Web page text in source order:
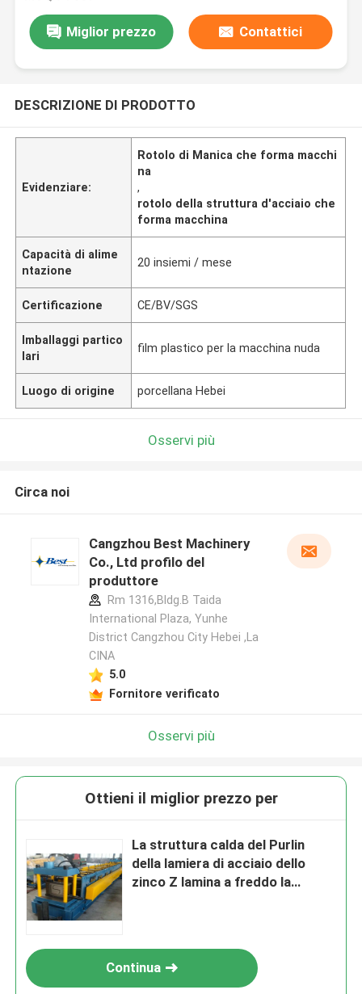
Miglior prezzo Contattici
DESCRIZIONE DI PRODOTTO
Evidenziare:
Rotolo di Manica che forma macchi
na
,
rotolo della struttura d'acciaio che
forma macchina
Capacità di alime
ntazione
20 insiemi / mese
Certificazione CE/BV/SGS
Imballaggi partico
lari
film plastico per la macchina nuda
Luogo di origine porcellana Hebei
Osservi più
Circa noi
Cangzhou Best Machinery
Co., Ltd profilo del
produttore
Rm 1316,Bldg.B Taida
International Plaza, Yunhe
District Cangzhou City Hebei ,La
CINA
5.0
Fornitore verificato
Osservi più
Ottieni il miglior prezzo per
La struttura calda del Purlin
della lamiera di acciaio dello
zinco Z lamina a freddo la
Continua